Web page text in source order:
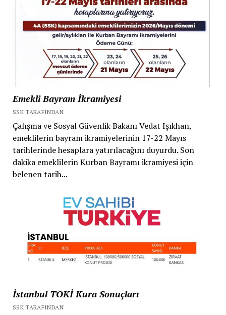
Emekli Bayram İkramiyesi
SSK TARAFINDAN
Çalışma ve Sosyal Güvenlik Bakanı Vedat Işıkhan,
emeklilerin bayram ikramiyelerinin 17-22 Mayıs
tarihlerinde hesaplara yatırılacağını duyurdu. Son
dakika emeklilerin Kurban Bayramı ikramiyesi için
belenen tarih...
İstanbul TOKİ Kura Sonuçları
SSK TARAFINDAN